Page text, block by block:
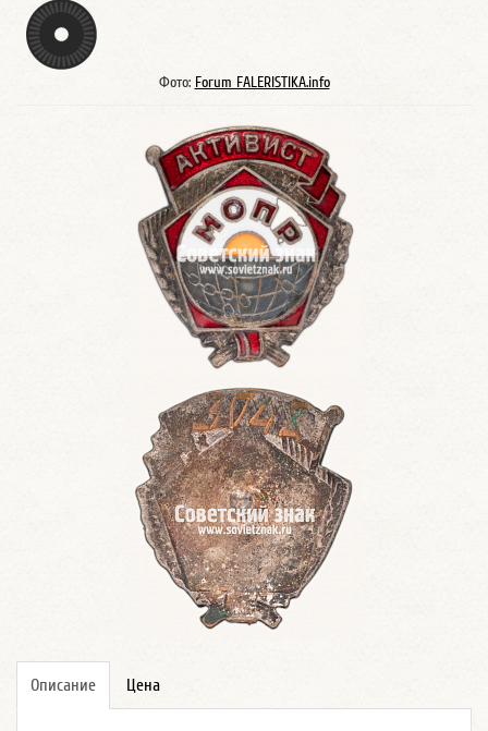
Фото: Forum FALERISTIKA.info
Описание Цена